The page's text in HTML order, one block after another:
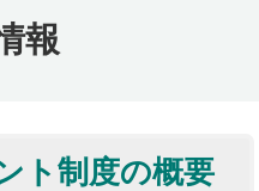
報
ト制度の概要